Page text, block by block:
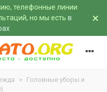
телефонные линии
но мы есть в
×
> Головные уборы и